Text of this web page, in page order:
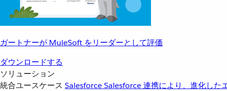
ガートナーが MuleSoft をリーダーとして評価
ダウンロードする
ソリューション
統合ユースケース SalesforceSalesforce 連携により、進化した